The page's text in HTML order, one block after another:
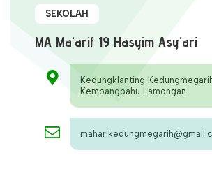
SEKOLAH
MA Ma'arif 19 Hasyim Asy'ari
Kedungklanting
Kembangbahu Lamongan